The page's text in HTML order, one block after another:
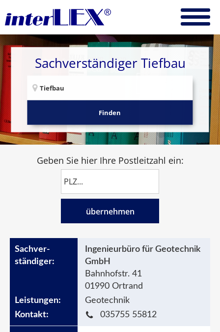
Sachverständiger Tiefbau
Finden
Geben Sie hier Ihre Postleitzahl ein:
übernehmen
Ingenieurbüro für Geotechnik
GmbH
Bahnhofstr. 41
01990 Ortrand
Geotechnik
035755 55812